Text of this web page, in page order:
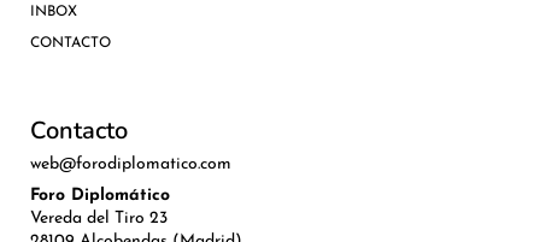
INBOX
CONTACTO
Contacto
web@forodiplomatico.com
Foro Diplomático
Vereda del Tiro 23